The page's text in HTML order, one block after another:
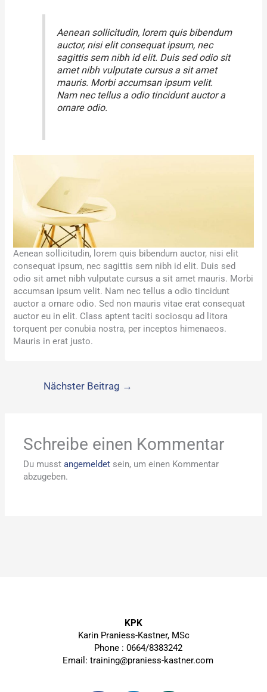
Aenean sollicitudin, lorem quis bibendum
auctor, nisi elit consequat ipsum, nec
sagittis sem nibh id elit. Duis sed odio sit
amet nibh vulputate cursus a sit amet
mauris. Morbi accumsan ipsum velit.
Nam nec tellus a odio tincidunt auctor a
ornare odio.
Aenean sollicitudin, lorem quis bibendum auctor, nisi elit
consequat ipsum, nec sagittis sem nibh id elit. Duis sed
odio sit amet nibh vulputate cursus a sit amet mauris. Morbi
accumsan ipsum velit. Nam nec tellus a odio tincidunt
auctor a ornare odio. Sed non mauris vitae erat consequat
auctor eu in elit. Class aptent taciti sociosqu ad litora
torquent per conubia nostra, per inceptos himenaeos.
Mauris in erat justo.
Nächster Beitrag →
Schreibe einen Kommentar
Du musstangemeldet sein, um einen Kommentar
abzugeben.
KPK
Karin Praniess-Kastner, MSc
Phone : 0664/8383242
Email: training@praniess-kastner.com